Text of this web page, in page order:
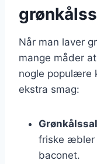
Når man laver
mange måder
nogle populære
ekstra smag:
friske æbler
baconet.